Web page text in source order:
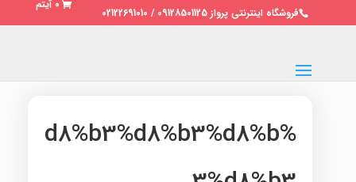
فروشگاه اینترنتی پرواز 09128501125 / 02122691010
0 آیتم
%d8%b3%d8%b3%d8%b